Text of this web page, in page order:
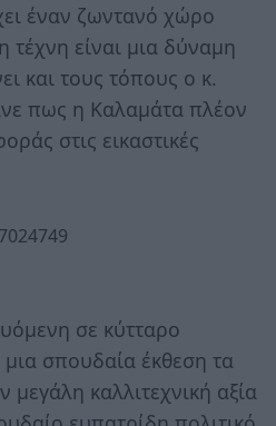
έναν ζωντανό χώρο
τέχνη είναι μια δύναμη
και τους τόπους ο κ.
πως η Καλαμάτα πλέον
στις εικαστικές
σε κύτταρο
μια σπουδαία έκθεση τα
μεγάλη καλλιτεχνική αξία